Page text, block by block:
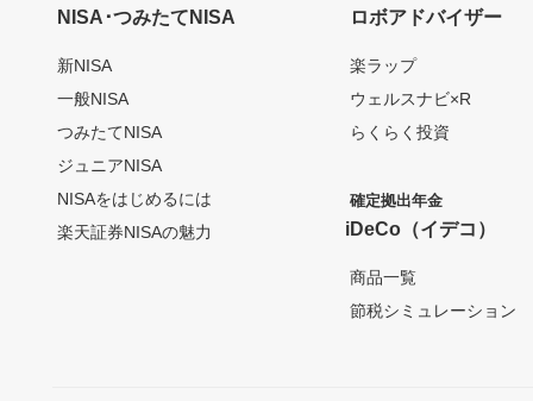
NISA･つみたてNISA
新NISA
一般NISA
つみたてNISA
ジュニアNISA
NISAをはじめるには
楽天証券NISAの魅力
ロボアドバイザー
楽ラップ
ウェルスナビ×R
らくらく投資
確定拠出年金
iDeCo（イデコ）
商品一覧
節税シミュレーション